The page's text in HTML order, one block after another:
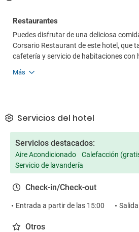
Restaurantes
Puedes disfrutar de una deliciosa
Corsario Restaurant de este hotel, que
cafetería y servicio de habitaciones con
Más
Servicios del hotel
Servicios destacados:
Aire Acondicionado Calefacción
Servicio de lavandería
Check-in/Check-out
Entrada a partir de las 15:00
Otros